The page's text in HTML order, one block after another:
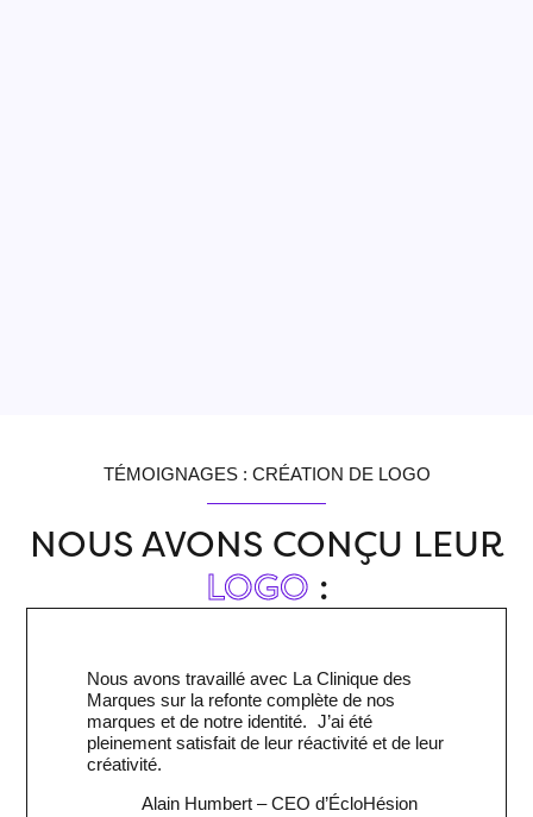
TÉMOIGNAGES : CRÉATION DE LOGO
NOUS AVONS CONÇU LEUR
LOGO :
Nous avons travaillé avec La Clinique des
Marques sur la refonte complète de nos
marques et de notre identité. J’ai été
pleinement satisfait de leur réactivité et de leur
créativité.
Alain Humbert– CEO d’ÉcloHésion